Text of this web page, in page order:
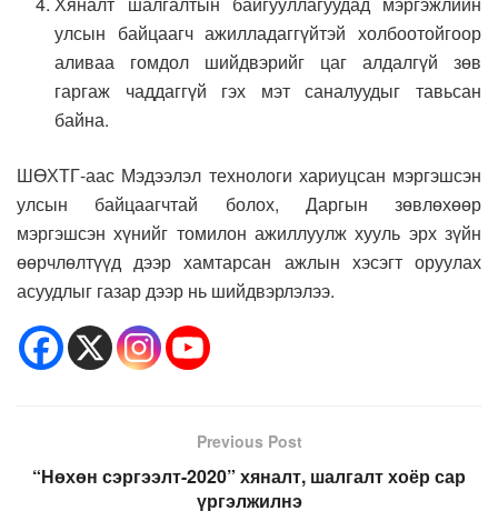
улсын байцаагч ажилладаггүйтэй холбоотойгоор
аливаа гомдол шийдвэрийг цаг алдалгүй зөв
гаргаж чаддаггүй гэх мэт саналуудыг тавьсан
байна.
ШӨХТГ-аас Мэдээлэл технологи хариуцсан мэргэшсэн
улсын байцаагчтай болох, Даргын зөвлөхөөр
мэргэшсэн хүнийг томилон ажиллуулж хууль эрх зүйн
өөрчлөлтүүд дээр хамтарсан ажлын хэсэгт оруулах
асуудлыг газар дээр нь шийдвэрлэлээ.
Previous Post
“Нөхөн сэргээлт-2020” хяналт, шалгалт хоёр сар
үргэлжилнэ